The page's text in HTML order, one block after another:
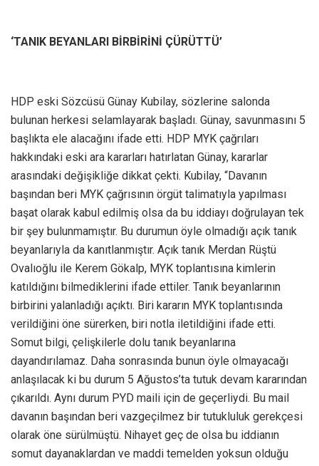
‘TANIK BEYANLARI BİRBİRİNİ ÇÜRÜTTÜ’
HDP eski Sözcüsü Günay Kubilay, sözlerine salonda
bulunan herkesi selamlayarak başladı. Günay, savunmasını 5
başlıkta ele alacağını ifade etti. HDP MYK çağrıları
hakkındaki eski ara kararları hatırlatan Günay, kararlar
arasındaki değişikliğe dikkat çekti. Kubilay, “Davanın
başından beri MYK çağrısının örgüt talimatıyla yapılması
başat olarak kabul edilmiş olsa da bu iddiayı doğrulayan tek
bir şey bulunmamıştır. Bu durumun öyle olmadığı açık tanık
beyanlarıyla da kanıtlanmıştır. Açık tanık Merdan Rüştü
Ovalıoğlu ile Kerem Gökalp, MYK toplantısına kimlerin
katıldığını bilmediklerini ifade ettiler. Tanık beyanlarının
birbirini yalanladığı açıktı. Biri kararın MYK toplantısında
verildiğini öne sürerken, biri notla iletildiğini ifade etti.
Somut bilgi, çelişkilerle dolu tanık beyanlarına
dayandırılamaz. Daha sonrasında bunun öyle olmayacağı
anlaşılacak ki bu durum 5 Ağustos’ta tutuk devam kararından
çıkarıldı. Aynı durum PYD maili için de geçerliydi. Bu mail
davanın başından beri vazgeçilmez bir tutukluluk gerekçesi
olarak öne sürülmüştü. Nihayet geç de olsa bu iddianın
somut dayanaklardan ve maddi temelden yoksun olduğu